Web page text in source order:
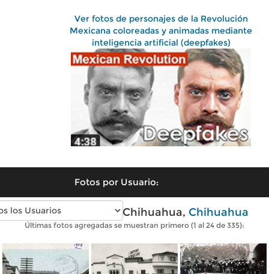
Ver fotos de personajes de la Revolución
Mexicana coloreadas y animadas mediante
inteligencia artificial (deepfakes)
Fotos por Usuario:
Fotos antiguas de Chihuahua, Chihuahua
Últimas fotos agregadas se muestran primero (1 al 24 de 335):